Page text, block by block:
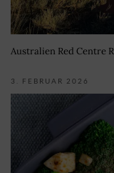
Australien Red Centre
3. FEBRUAR 2026